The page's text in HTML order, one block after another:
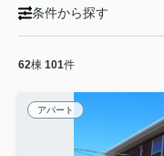
条件から探す
62棟 101件
アパート